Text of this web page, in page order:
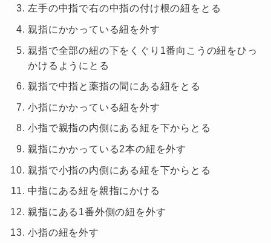
左手の中指で右の中指の付け根の紐をとる
親指にかかっている紐を外す
親指で全部の紐の下をくぐり 1番向こうの紐をひっ
かけるようにとる
親指で中指と薬指の間にある紐をとる
小指にかかっている紐を外す
小指で親指の内側にある紐を下からとる
親指にかかっている2本の紐を外す
親指で小指の内側にある紐を下からとる
中指にある紐を親指にかける
親指にある 1番外側の紐を外す
小指の紐を外す